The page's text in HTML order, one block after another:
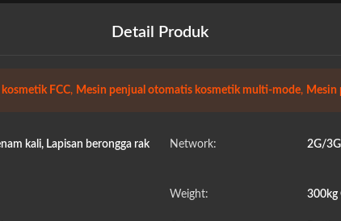
Detail Produk
FCC, Mesin penjual otomatis kosmetik multi-mode, Mesin
kali, Lapisan berongga rak
Network: 2G/
Weight: 300kg